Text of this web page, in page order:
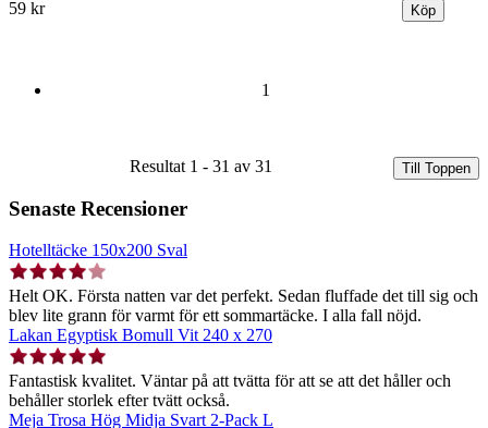
59 kr
1
Resultat 1 - 31 av 31 Till Toppen
Senaste Recensioner
Hotelltäcke 150x200 Sval
Helt OK. Första natten var det perfekt. Sedan fluffade det till sig och
blev lite grann för varmt för ett sommartäcke. I alla fall nöjd.
Lakan Egyptisk Bomull Vit 240 x 270
Fantastisk kvalitet. Väntar på att tvätta för att se att det håller och
behåller storlek efter tvätt också.
Meja Trosa Hög Midja Svart 2-Pack L